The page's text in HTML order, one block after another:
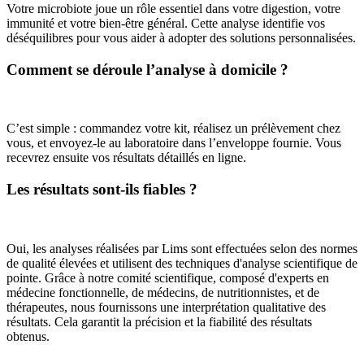
Votre microbiote joue un rôle essentiel dans votre digestion, votre
immunité et votre bien-être général. Cette analyse identifie vos
déséquilibres pour vous aider à adopter des solutions personnalisées.
Comment se déroule l’analyse à domicile ?
C’est simple : commandez votre kit, réalisez un prélèvement chez
vous, et envoyez-le au laboratoire dans l’enveloppe fournie. Vous
recevrez ensuite vos résultats détaillés en ligne.
Les résultats sont-ils fiables ?
Oui, les analyses réalisées par Lims sont effectuées selon des normes
de qualité élevées et utilisent des techniques d'analyse scientifique de
pointe. Grâce à notre comité scientifique, composé d'experts en
médecine fonctionnelle, de médecins, de nutritionnistes, et de
thérapeutes, nous fournissons une interprétation qualitative des
résultats. Cela garantit la précision et la fiabilité des résultats
obtenus.